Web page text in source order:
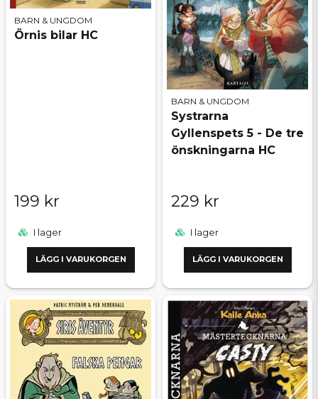
BARN & UNGDOM
Örnis bilar HC
199 kr
I lager
LÄGG I VARUKORGEN
BARN & UNGDOM
Systrarna
Gyllenspets 5 - De tre
önskningarna HC
229 kr
I lager
LÄGG I VARUKORGEN